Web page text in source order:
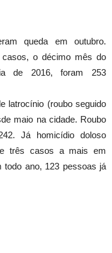
queda em outubro.
casos, o décimo mês do
de 2016, foram 253
latrocínio (roubo seguido
maio na cidade. Roubo
Já homicídio doloso
três casos a mais em
todo ano, 123 pessoas já